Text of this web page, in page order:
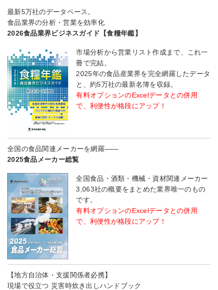
最新5万社のデータベース。
食品業界の分析・営業を効率化
2026食品業界ビジネスガイド【食糧年鑑】
市場分析から営業リスト作成まで、これ一
冊で完結。
2025年の食品産業界を完全網羅したデータ
と、約5万社の最新名簿を収録。
有料オプションのExcelデータとの併用
で、利便性が格段にアップ！
全国の食品関連メーカーを網羅――
2025食品メーカー総覧
全国食品・酒類・機械・資材関連メーカー
3,063社の概要をまとめた業界唯一のもの
です。
有料オプションのExcelデータとの併用
で、利便性が格段にアップ！
【地方自治体・支援関係者必携】
現場で役立つ 災害時炊き出しハンドブック